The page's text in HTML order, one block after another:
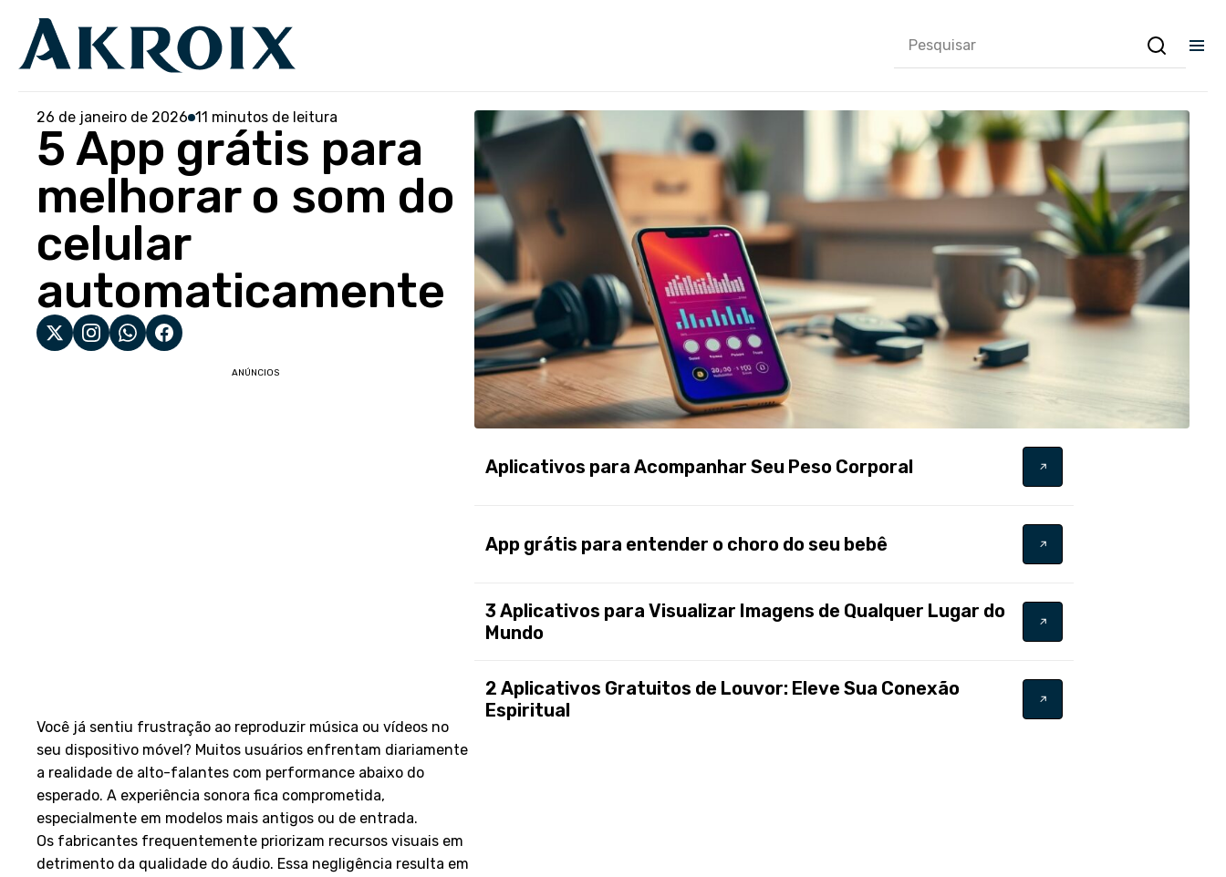
26 de janeiro de 2026 11 minutos de leitura
5 App grátis para
melhorar o som do
celular
automaticamente
ANÚNCIOS
Você já sentiu frustração ao reproduzir música ou vídeos no
seu dispositivo móvel? Muitos usuários enfrentam diariamente
a realidade de alto-falantes com performance abaixo do
esperado. A experiência sonora fica comprometida,
especialmente em modelos mais antigos ou de entrada.
Os fabricantes frequentemente priorizam recursos visuais em
detrimento da qualidade do áudio. Essa negligência resulta em
Aplicativos para Acompanhar Seu Peso Corporal
App grátis para entender o choro do seu bebê
3 Aplicativos para Visualizar Imagens de Qualquer Lugar do
Mundo
2 Aplicativos Gratuitos de Louvor: Eleve Sua Conexão
Espiritual